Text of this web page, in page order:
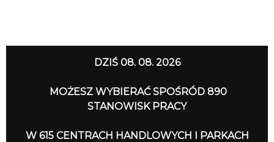
DZIŚ 08. 08. 2026
MOŻESZ WYBIERAĆ SPOŚRÓD 890
STANOWISK PRACY
W 615 CENTRACH HANDLOWYCH I PARKACH